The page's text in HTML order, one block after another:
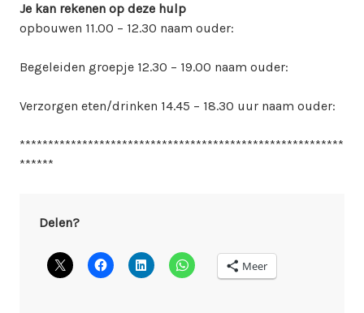
Je kan rekenen op deze hulp
opbouwen 11.00 – 12.30 naam ouder:
Begeleiden groepje 12.30 – 19.00 naam ouder:
Verzorgen eten/drinken 14.45 – 18.30 uur naam ouder:
*********************************************************
******
Delen?
Meer